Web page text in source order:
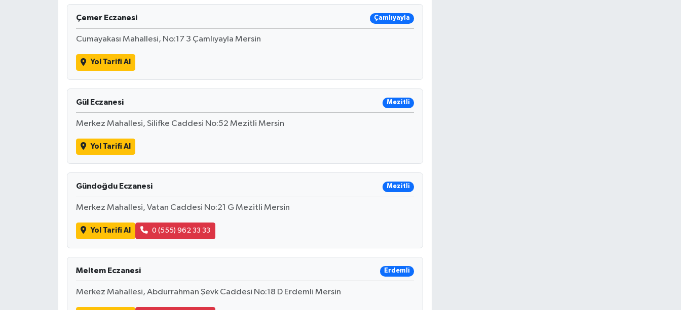
Çemer Eczanesi Çamlıyayla
Cumayakası Mahallesi, No:17 3 Çamlıyayla Mersin
Yol Tarifi Al
Gül Eczanesi Mezitli
Merkez Mahallesi, Silifke Caddesi No:52 Mezitli Mersin
Yol Tarifi Al
Gündoğdu Eczanesi Mezitli
Merkez Mahallesi, Vatan Caddesi No:21 G Mezitli Mersin
Yol Tarifi Al 0 (555) 962 33 33
Meltem Eczanesi Erdemli
Merkez Mahallesi, Abdurrahman Şevk Caddesi No:18 D Erdemli Mersin